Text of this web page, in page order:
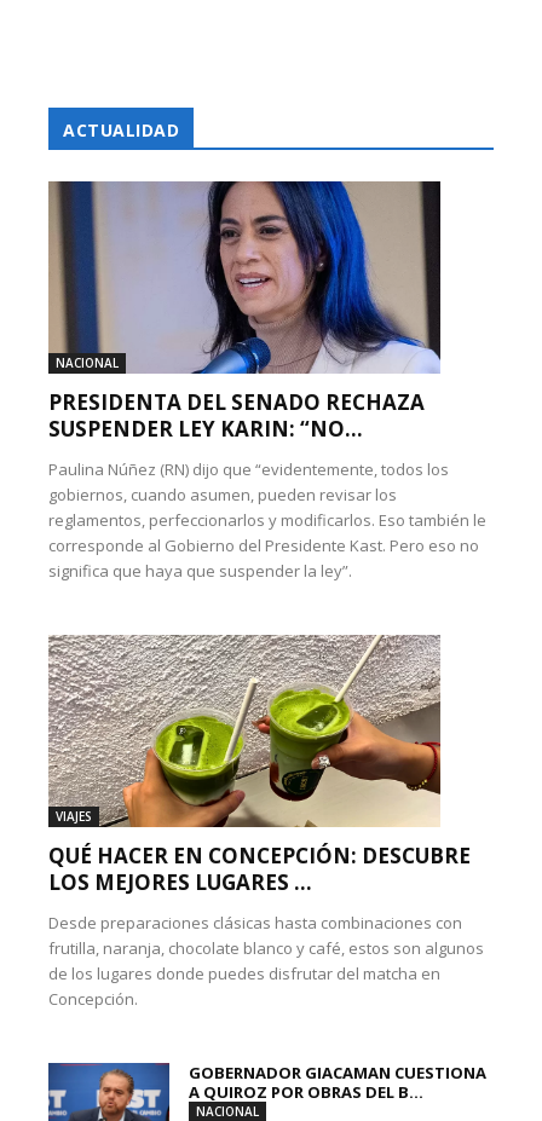
ACTUALIDAD
NACIONAL
PRESIDENTA DEL SENADO RECHAZA
SUSPENDER LEY KARIN: “NO...
Paulina Núñez (RN) dijo que “evidentemente, todos los
gobiernos, cuando asumen, pueden revisar los
reglamentos, perfeccionarlos y modificarlos. Eso también le
corresponde al Gobierno del Presidente Kast. Pero eso no
significa que haya que suspender la ley”.
VIAJES
QUÉ HACER EN CONCEPCIÓN: DESCUBRE
LOS MEJORES LUGARES ...
Desde preparaciones clásicas hasta combinaciones con
frutilla, naranja, chocolate blanco y café, estos son algunos
de los lugares donde puedes disfrutar del matcha en
Concepción.
GOBERNADOR GIACAMAN CUESTIONA
A QUIROZ POR OBRAS DEL B...
NACIONAL